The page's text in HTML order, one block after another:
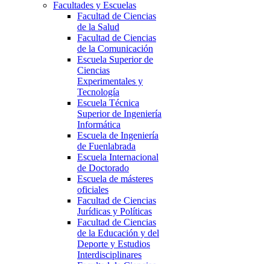
Facultades y Escuelas
Facultad de Ciencias
de la Salud
Facultad de Ciencias
de la Comunicación
Escuela Superior de
Ciencias
Experimentales y
Tecnología
Escuela Técnica
Superior de Ingeniería
Informática
Escuela de Ingeniería
de Fuenlabrada
Escuela Internacional
de Doctorado
Escuela de másteres
oficiales
Facultad de Ciencias
Jurídicas y Políticas
Facultad de Ciencias
de la Educación y del
Deporte y Estudios
Interdisciplinares